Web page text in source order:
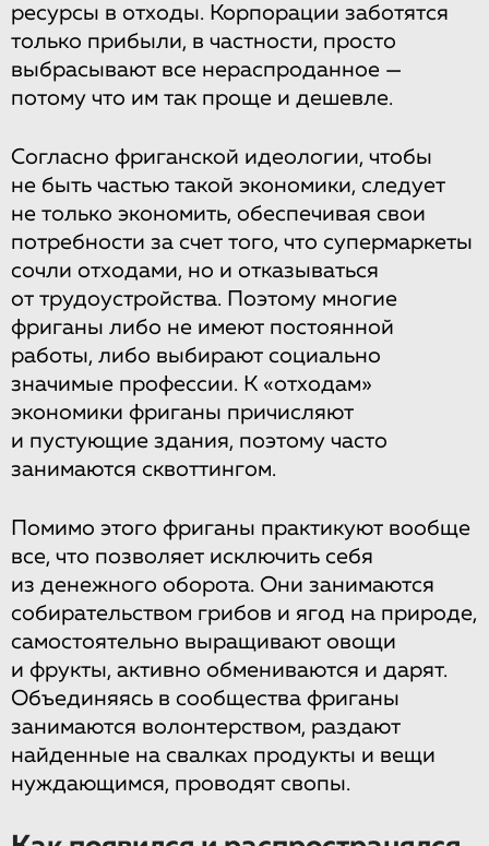
ресурсы в отходы. Корпорации заботятся
только прибыли, в частности, просто
выбрасывают все нераспроданное —
потому что им так проще и дешевле.
Согласно фриганской идеологии, чтобы
не быть частью такой экономики, следует
не только экономить, обеспечивая свои
потребности за счет того, что супермаркеты
сочли отходами, но и отказываться
от трудоустройства. Поэтому многие
фриганы либо не имеют постоянной
работы, либо выбирают социально
значимые профессии. К «отходам»
экономики фриганы причисляют
и пустующие здания, поэтому часто
занимаются сквоттингом.
Помимо этого фриганы практикуют вообще
все, что позволяет исключить себя
из денежного оборота. Они занимаются
собирательством грибов и ягод на природе,
самостоятельно выращивают овощи
и фрукты, активно обмениваются и дарят.
Объединяясь в сообщества фриганы
занимаются волонтерством, раздают
найденные на свалках продукты и вещи
нуждающимся, проводят свопы.